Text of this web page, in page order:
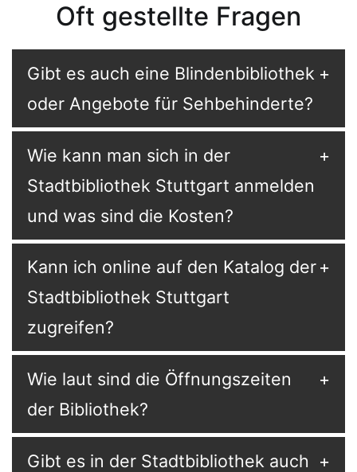
Oft gestellte Fragen
Gibt es auch eine Blindenbibliothek
oder Angebote für Sehbehinderte?
Wie kann man sich in der
Stadtbibliothek Stuttgart anmelden
und was sind die Kosten?
Kann ich online auf den Katalog der
Stadtbibliothek Stuttgart
zugreifen?
Wie laut sind die Öffnungszeiten
der Bibliothek?
Gibt es in der Stadtbibliothek auch